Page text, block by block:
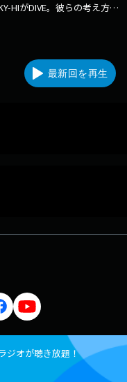
HIがDIVE。彼らの考え方や
六本木から世界へ発信して
最新回を再生
ジオが聴き放題！